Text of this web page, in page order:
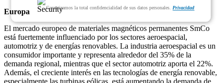
Garantizamos la total confidencialidad de sus datos personales.Privacidad
Europa
El mercado europeo de materiales magnéticos permanentes SmCo
está fuertemente influenciado por los sectores aeroespacial,
automotriz y de energías renovables. La industria aeroespacial es un
consumidor importante y representa alrededor del 35% de la
demanda regional, mientras que el sector automotriz aporta el 22%.
Además, el creciente interés en las tecnologías de energía renovable,
especialmente las turbinas eólicas, está aumentando la demanda de